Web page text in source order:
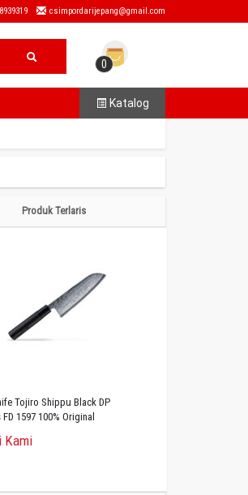
csimpordarijepang@gmail.com
0
Katalog
Produk Terlaris
Tojiro Shippu Black DP
1597 100% Original
Kami